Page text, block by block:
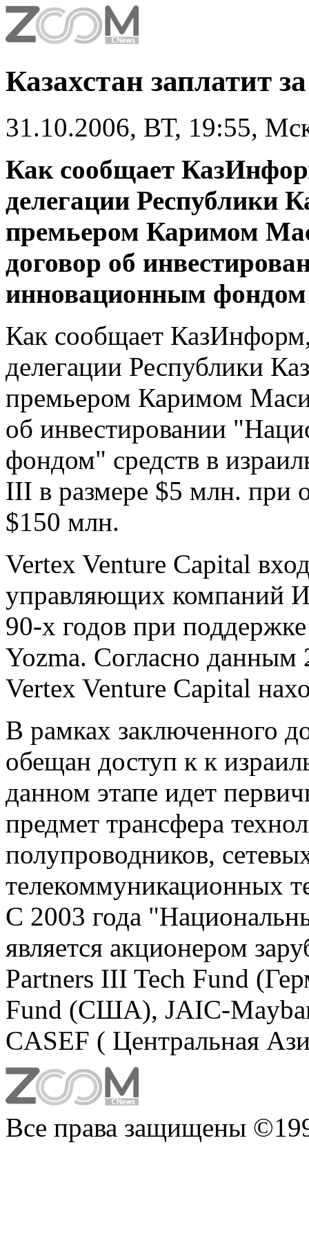
Казахстан заплатит
31.10.2006, ВТ, 19:55,
Как сообщает
делегации Республики
премьером Каримом
договор об
инновационным
Как сообщает
делегации Республики
премьером Каримом
об инвестировании
фондом" средств в
III в размере $5 млн. при
$150 млн.
Vertex Venture Capital
управляющих компаний
90-х годов при
Yozma. Согласно данным
Vertex Venture Capital
В рамках заключенного
обещан доступ к к
данном этапе идет
предмет трансфера
полупроводников,
телекоммуникационных
С 2003 года
является акционером
Partners III Tech Fund
Fund (США), JAIC-
CASEF ( Центральная
Все права защищены